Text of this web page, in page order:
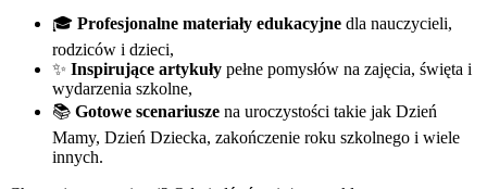
🎓 Profesjonalne materiały edukacyjne dla nauczycieli,
rodziców i dzieci,
✨ Inspirujące artykuły pełne pomysłów na zajęcia, święta i
wydarzenia szkolne,
📚 Gotowe scenariusze na uroczystości takie jak Dzień
Mamy, Dzień Dziecka, zakończenie roku szkolnego i wiele
innych.